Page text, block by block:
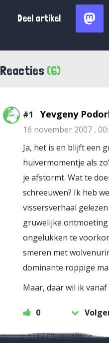
Deel artikel
Reacties (6)
#1 Yevgeny
16 november 2007 ,
Ja, het is en blijft een
huivermomentje als
je afstormt. Wat te
schreeuwen? Ik heb
vissersverhaal
gruwelijke
ongelukken te
smeren met
dominante roppige
Maar, daar wil ik vanaf
0